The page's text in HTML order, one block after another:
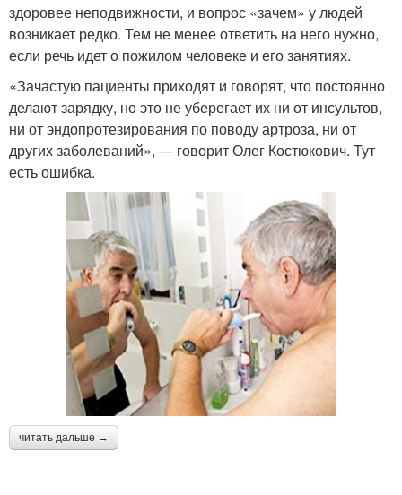
здоровее неподвижности, и вопрос «зачем» у людей
возникает редко. Тем не менее ответить на него нужно,
если речь идет о пожилом человеке и его занятиях.
«Зачастую пациенты приходят и говорят, что постоянно
делают зарядку, но это не уберегает их ни от инсультов,
ни от эндопротезирования по поводу артроза, ни от
других заболеваний», — говорит Олег Костюкович. Тут
есть ошибка.
читать дальше →